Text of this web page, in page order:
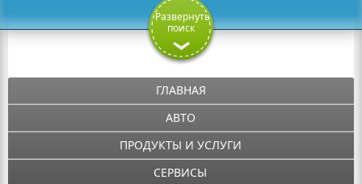
Развернуть
поиск
ГЛАВНАЯ
АВТО
ПРОДУКТЫ И УСЛУГИ
СЕРВИСЫ